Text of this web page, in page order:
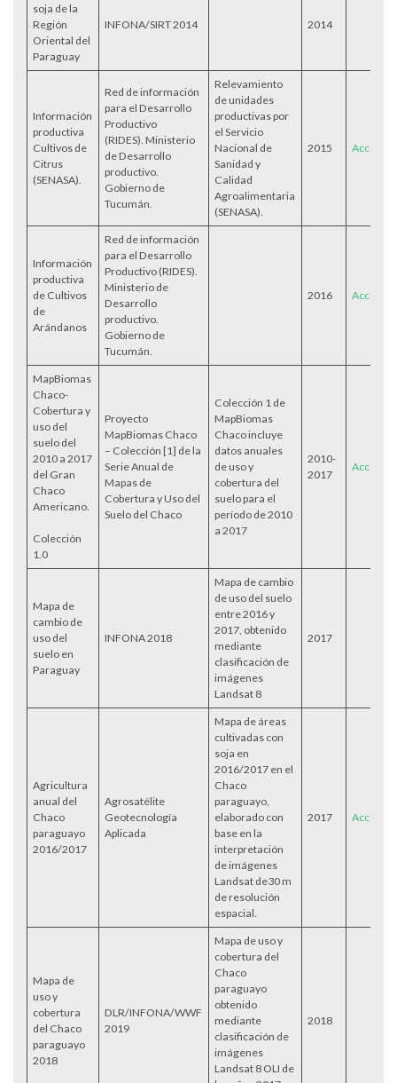
soja de la
Región
Oriental del
Paraguay
INFONA/SIRT 2014 2014
Información
productiva
Cultivos de
Citrus
(SENASA).
Red de información
para el Desarrollo
Productivo
(RIDES). Ministerio
de Desarrollo
productivo.
Gobierno de
Tucumán.
Relevamiento
de unidades
productivas por
el Servicio
Nacional de
Sanidad y
Calidad
Agroalimentaria
(SENASA).
2015 Acceder
Información
productiva
de Cultivos
de
Arándanos
Red de información
para el Desarrollo
Productivo (RIDES).
Ministerio de
Desarrollo
productivo.
Gobierno de
Tucumán.
2016 Acceder
MapBiomas
Chaco-
Cobertura y
uso del
suelo del
2010 a 2017
del Gran
Chaco
Americano.
Colección
1.0
Proyecto
MapBiomas Chaco
– Colección [1] de la
Serie Anual de
Mapas de
Cobertura y Uso del
Suelo del Chaco
Colección 1 de
MapBiomas
Chaco incluye
datos anuales
de uso y
cobertura del
suelo para el
período de 2010
a 2017
2010-
2017
Acceder
Mapa de
cambio de
uso del
suelo en
Paraguay
INFONA 2018
Mapa de cambio
de uso del suelo
entre 2016 y
2017, obtenido
mediante
clasificación de
imágenes
Landsat 8
2017
Agricultura
anual del
Chaco
paraguayo
2016/2017
Agrosatélite
Geotecnología
Aplicada
Mapa de áreas
cultivadas con
soja en
2016/2017 en el
Chaco
paraguayo,
elaborado con
base en la
interpretación
de imágenes
Landsat de30 m
de resolución
espacial.
2017 Acceder
Mapa de
uso y
cobertura
del Chaco
paraguayo
2018
DLR/INFONA/WWF
2019
Mapa de uso y
cobertura del
Chaco
paraguayo
obtenido
mediante
clasificación de
imágenes
Landsat 8 OLI de
2018